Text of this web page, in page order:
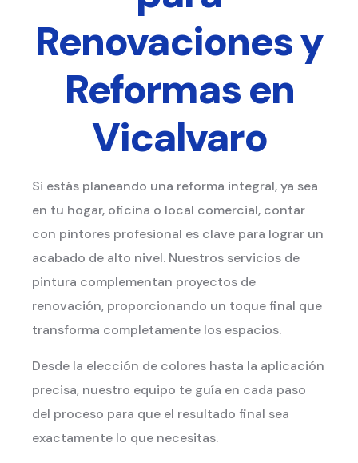
Renovaciones y
Reformas en
Vicalvaro
Si estás planeando una reforma integral, ya sea
en tu hogar, oficina o local comercial, contar
con pintores profesional es clave para lograr un
acabado de alto nivel. Nuestros servicios de
pintura complementan proyectos de
renovación, proporcionando un toque final que
transforma completamente los espacios.
Desde la elección de colores hasta la aplicación
precisa, nuestro equipo te guía en cada paso
del proceso para que el resultado final sea
exactamente lo que necesitas.